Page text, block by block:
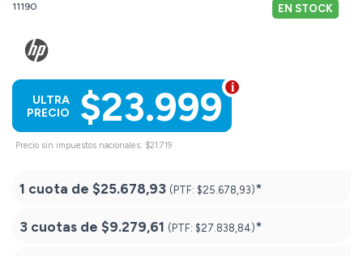
11190 EN STOCK
$23.999
ULTRA
PRECIO
Precio sin impuestos nacionales: $21.719
1 cuota de $25.678,93 (PTF: $25.678,93)*
3 cuotas de $9.279,61 (PTF: $27.838,84)*